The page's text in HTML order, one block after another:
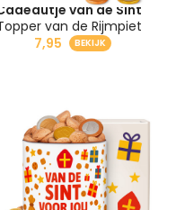
van de Sint
van de Rijmpiet
7,95